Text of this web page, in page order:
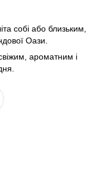
собі або близьким,
Оази.
ароматним і